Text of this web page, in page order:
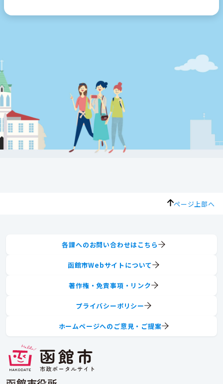
ページ上部へ
各課へのお問い合わせはこちら
函館市Webサイトについて
著作権・免責事項・リンク
プライバシーポリシー
ホームページへのご意見・ご提案